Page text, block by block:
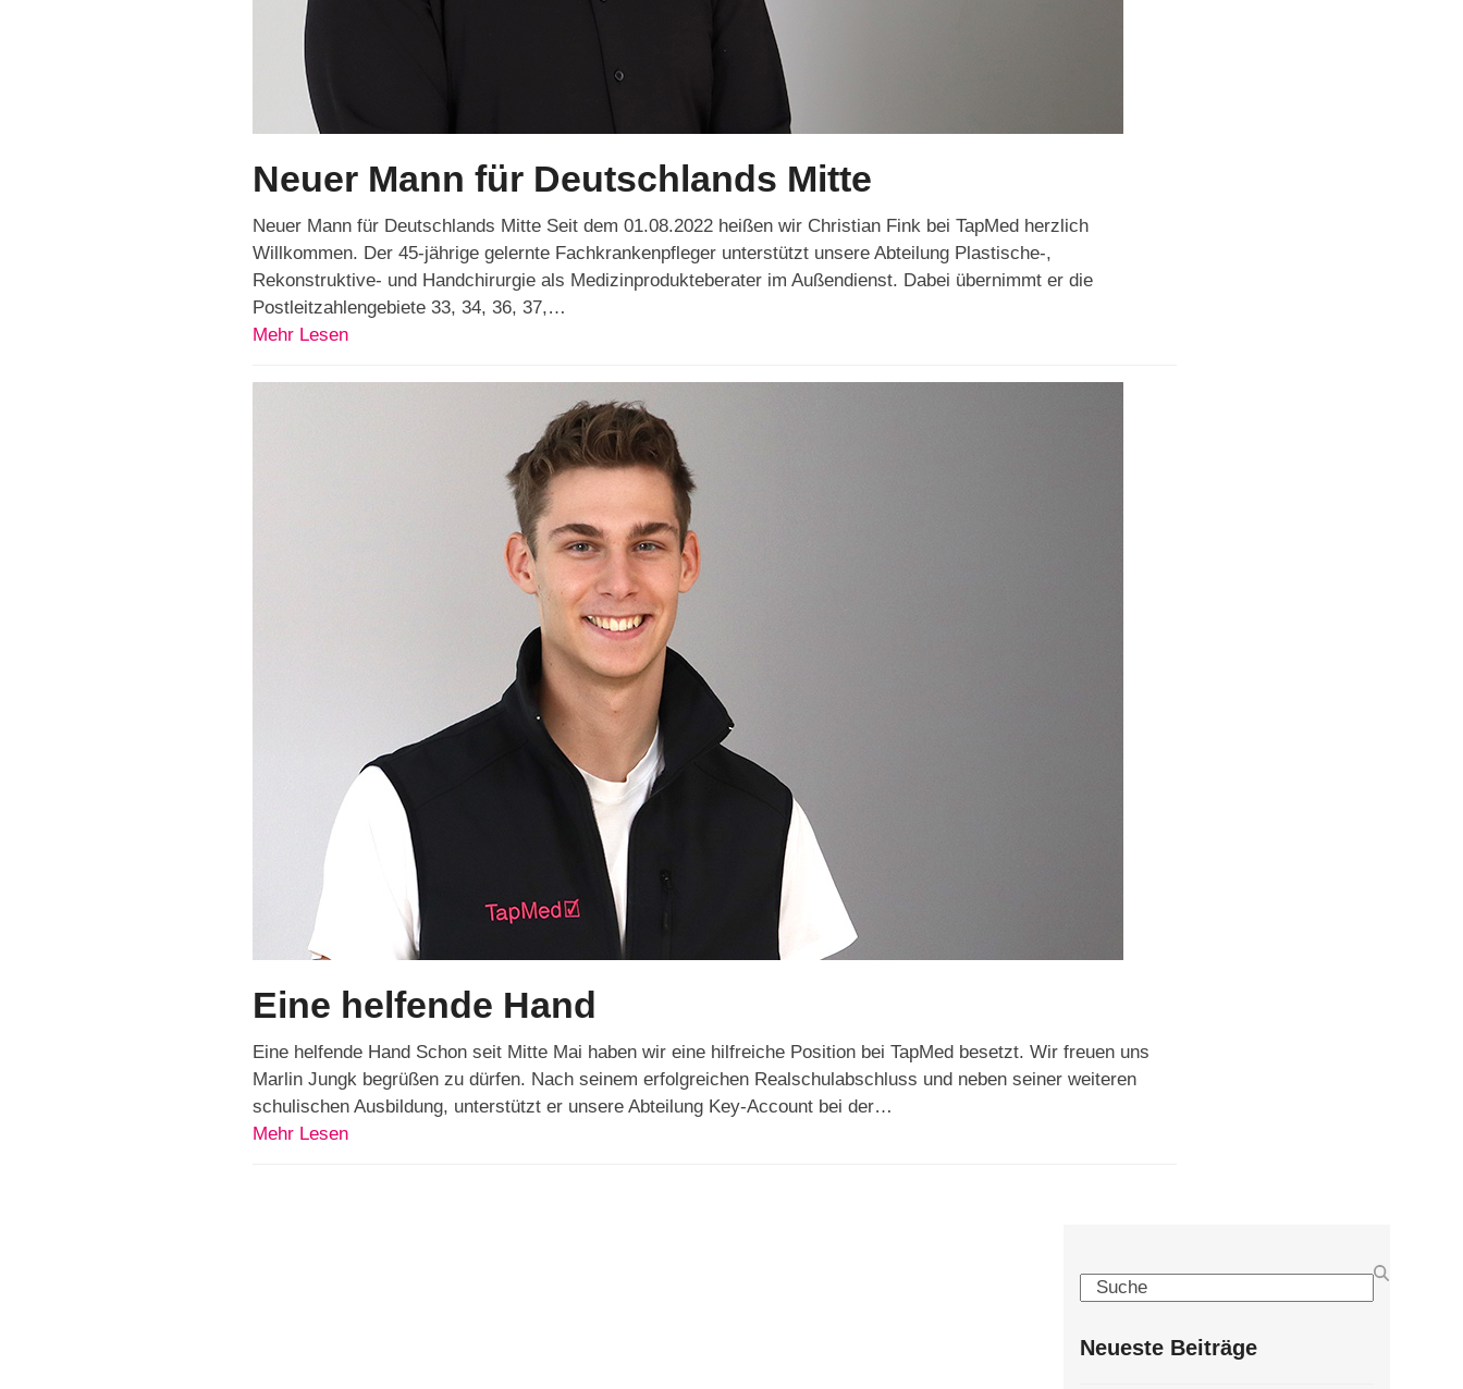
Neuer Mann für Deutschlands Mitte
Neuer Mann für Deutschlands Mitte Seit dem 01.08.2022 heißen wir Christian Fink bei TapMed herzlich
Willkommen. Der 45-jährige gelernte Fachkrankenpfleger unterstützt unsere Abteilung Plastische-,
Rekonstruktive- und Handchirurgie als Medizinprodukteberater im Außendienst. Dabei übernimmt er die
Postleitzahlengebiete 33, 34, 36, 37,…
Mehr Lesen
Eine helfende Hand
Eine helfende Hand Schon seit Mitte Mai haben wir eine hilfreiche Position bei TapMed besetzt. Wir freuen uns
Marlin Jungk begrüßen zu dürfen. Nach seinem erfolgreichen Realschulabschluss und neben seiner weiteren
schulischen Ausbildung, unterstützt er unsere Abteilung Key-Account bei der…
Mehr Lesen
Search
Neueste Beiträge